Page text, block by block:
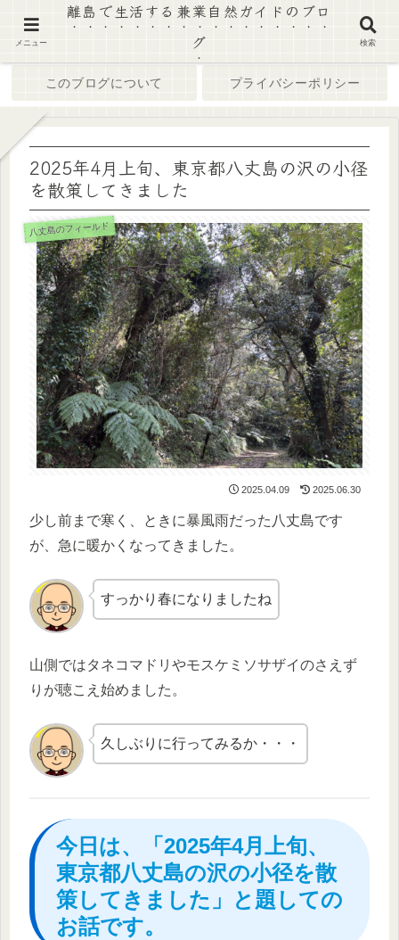
このブログについて プライバシーポリシー
2025年4月上旬、東京都八丈島の沢の小径
を散策してきました
八丈島のフィールド
2025.04.09 2025.06.30
少し前まで寒く、ときに暴風雨だった八丈島です
が、急に暖かくなってきました。
すっかり春になりましたね
山側ではタネコマドリやモスケミソサザイのさえず
りが聴こえ始めました。
久しぶりに行ってみるか・・・
今日は、「2025年4月上旬、
東京都八丈島の沢の小径を散
策してきました」と題しての
お話です。
メニュー
離島で生活する兼業自然ガイドのブロ
グ
検索